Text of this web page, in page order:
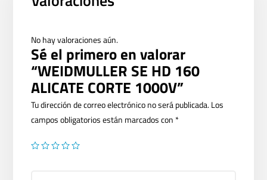
No hay valoraciones aún.
Sé el primero en valorar
“WEIDMULLER SE HD 160
ALICATE CORTE 1000V”
Tu dirección de correo electrónico no será publicada.Los
campos obligatorios están marcados con *